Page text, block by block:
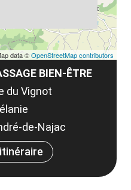
BIEN-ÊTRE
du Vignot
de-Najac
data ©OpenStreetMap contributors